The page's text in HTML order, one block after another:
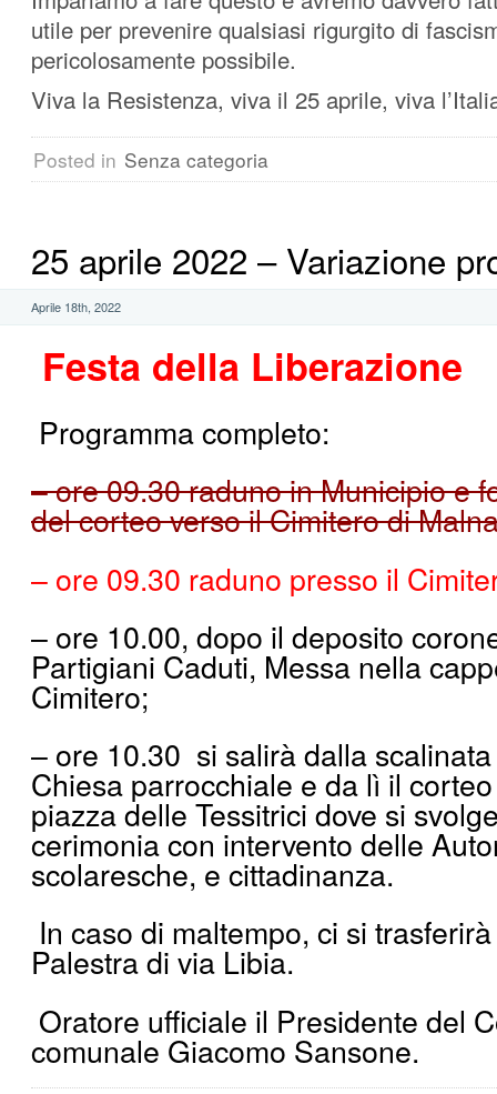
utile per prevenire qualsiasi rigurgito di
pericolosamente possibile.
Viva la Resistenza, viva il 25 aprile, viva
Posted in Senza categoria
25 aprile 2022 – Variazione
Aprile 18th, 2022
Festa della Liberazione
Programma completo:
– ore 09.30 raduno in Municipio e
del corteo verso il Cimitero di
– ore 09.30 raduno presso il
– ore 10.00, dopo il deposito
Partigiani Caduti, Messa nella
Cimitero;
– ore 10.30 si salirà dalla
Chiesa parrocchiale e da lì il
piazza delle Tessitrici dove si
cerimonia con intervento delle
scolaresche, e cittadinanza.
In caso di maltempo, ci si
Palestra di via Libia.
Oratore ufficiale il Presidente del
comunale Giacomo Sansone.